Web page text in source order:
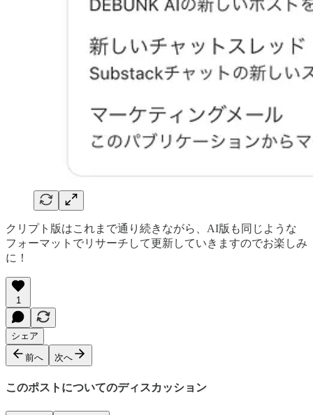
クリプト版はこれまで通り続きながら、AI版も同じような
フォーマットでリサーチして更新していきますのでお楽しみ
に！
1
シェア
前へ 次へ
このポストについてのディスカッション